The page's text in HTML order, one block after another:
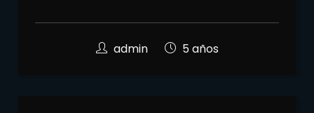
admin 5 años